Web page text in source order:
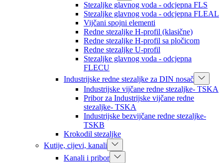
Stezaljke glavnog voda - odcjepna FLS
Stezaljke glavnog voda - odcjepna FLEAL
Vijčani spojni elementi
Redne stezaljke H-profil (klasične)
Redne stezaljke H-profil sa pločicom
Redne stezaljke U-profil
Stezaljke glavnog voda - odcjepna
FLECU
Industrijske redne stezaljke za DIN nosač
Industrijske vijčane redne stezaljke- TSKA
Pribor za Industrijske vijčane redne
stezaljke- TSKA
Industrijske bezvijčane redne stezaljke-
TSKB
Krokodil stezaljke
Kutije, cijevi, kanali
Kanali i pribor